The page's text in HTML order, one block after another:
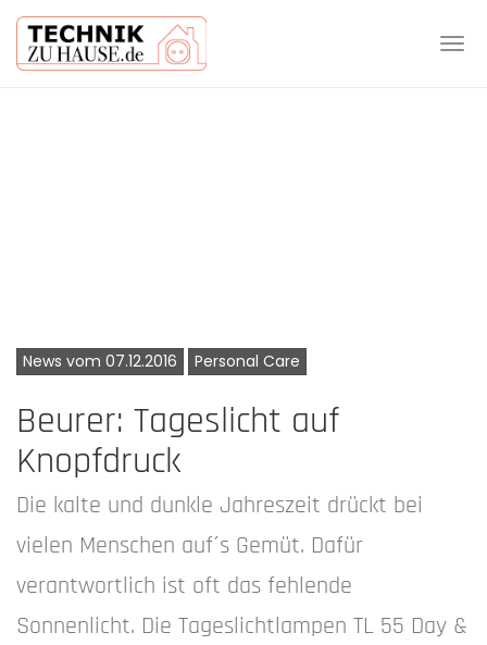
News vom 07.12.2016 Personal Care
Beurer: Tageslicht auf
Knopfdruck
Die kalte und dunkle Jahreszeit drückt bei
vielen Menschen auf´s Gemüt. Dafür
verantwortlich ist oft das fehlende
Sonnenlicht. Die Tageslichtlampen TL 55 Day &